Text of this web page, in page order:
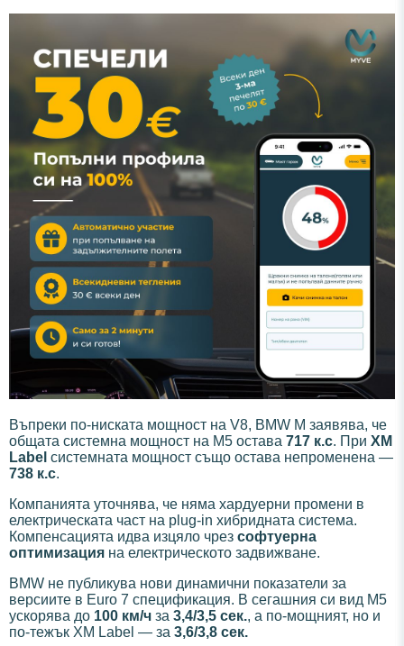
Въпреки по-ниската мощност на V8, BMW M заявява, че
общата системна мощност на M5 остава 717 к.с. При XM
Label системната мощност също остава непроменена —
738 к.с.
Компанията уточнява, че няма хардуерни промени в
електрическата част на plug-in хибридната система.
Компенсацията идва изцяло чрез софтуерна
оптимизация на електрическото задвижване.
BMW не публикува нови динамични показатели за
версиите в Euro 7 спецификация. В сегашния си вид M5
ускорява до 100 км/ч за 3,4/3,5 сек., а по-мощният, но и
по-тежък XM Label — за 3,6/3,8 сек.